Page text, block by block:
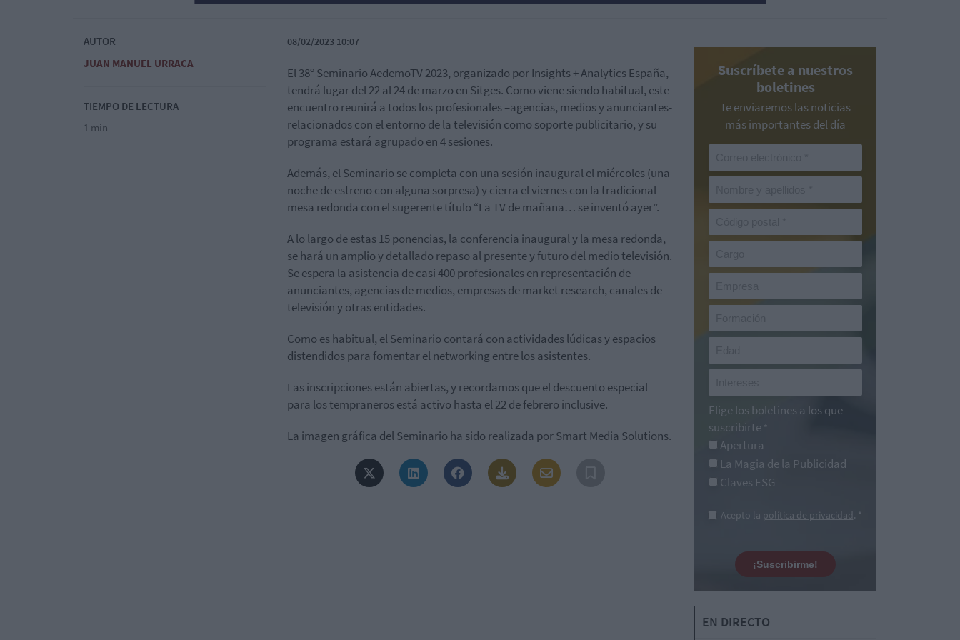
AUTOR
JUAN MANUEL URRACA
TIEMPO DE LECTURA
1 min
08/02/2023 10:07
El 38º Seminario AedemoTV 2023, organizado por Insights + Analytics España,
tendrá lugar del 22 al 24 de marzo en Sitges. Como viene siendo habitual, este
encuentro reunirá a todos los profesionales –agencias, medios y anunciantes-
relacionados con el entorno de la televisión como soporte publicitario, y su
programa estará agrupado en 4 sesiones.
Además, el Seminario se completa con una sesión inaugural el miércoles (una
noche de estreno con alguna sorpresa) y cierra el viernes con la tradicional
mesa redonda con el sugerente título “La TV de mañana… se inventó ayer”.
A lo largo de estas 15 ponencias, la conferencia inaugural y la mesa redonda,
se hará un amplio y detallado repaso al presente y futuro del medio televisión.
Se espera la asistencia de casi 400 profesionales en representación de
anunciantes, agencias de medios, empresas de market research, canales de
televisión y otras entidades.
Como es habitual, el Seminario contará con actividades lúdicas y espacios
distendidos para fomentar el networking entre los asistentes.
Las inscripciones están abiertas, y recordamos que el descuento especial
para los tempraneros está activo hasta el 22 de febrero inclusive.
La imagen gráfica del Seminario ha sido realizada por Smart Media Solutions.
Suscríbete a nuestros
boletines
Te enviaremos las noticias
más importantes del día
Elige los boletines a los que
suscribirte *
Apertura
La Magia de la Publicidad
Claves ESG
Acepto la política de privacidad. *
¡Suscribirme!
EN DIRECTO